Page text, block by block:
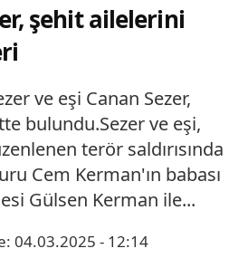
şehit ailelerini
ve eşi Canan Sezer,
bulundu.Sezer ve eşi,
terör saldırısında
Cem Kerman'ın babası
Gülsen Kerman ile...
04.03.2025 - 12:14